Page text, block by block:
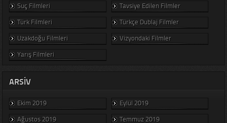
Suç Filmleri
Tavsiye Edilen Filmler
Türk Filmleri
Türkçe Dublaj Filmler
Uzakdoğu Filmleri
Vizyondaki Filmler
Yarış Filmleri
ARSIV
Ekim 2019
Eylül 2019
Ağustos 2019
Temmuz 2019